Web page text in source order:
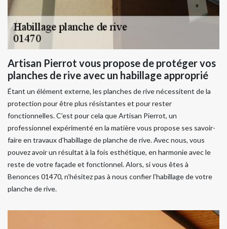
Artisan Pierrot vous propose de protéger vos
planches de rive avec un habillage approprié
Étant un élément externe, les planches de rive nécessitent de la
protection pour être plus résistantes et pour rester
fonctionnelles. C’est pour cela que Artisan Pierrot, un
professionnel expérimenté en la matière vous propose ses savoir-
faire en travaux d’habillage de planche de rive. Avec nous, vous
pouvez avoir un résultat à la fois esthétique, en harmonie avec le
reste de votre façade et fonctionnel. Alors, si vous êtes à
Benonces 01470, n’hésitez pas à nous confier l’habillage de votre
planche de rive.